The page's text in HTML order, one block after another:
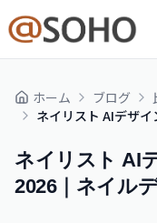
ホーム ブログ
ネイリスト AI
2026｜ネイル